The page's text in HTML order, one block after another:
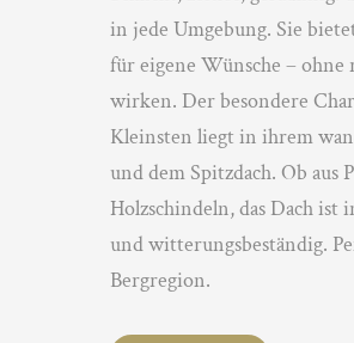
in jede Umgebung. Sie
für eigene Wünsche – ohne
wirken. Der besondere
Kleinsten liegt in ihrem
und dem Spitzdach. Ob aus
Holzschindeln, das Dach ist
und witterungsbeständig.
Bergregion.